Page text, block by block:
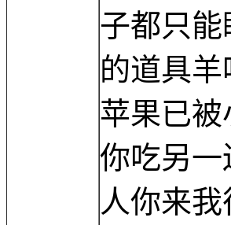
子都只
的道具
苹果已
你吃另
人你来